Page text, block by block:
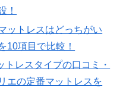
！
ットレスはどっちがい
10項目で比較！
トレスタイプの口コミ・
エの定番マットレスを